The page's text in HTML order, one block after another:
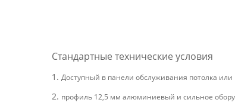
Стандартные технические условия
1. Доступный в панели обслуживания потолка или
2. профиль 12,5 мм алюминиевый и сильное